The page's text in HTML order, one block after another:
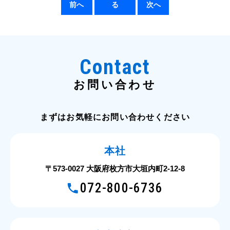
前へ
る
次へ
Contact
お問い合わせ
まずはお気軽にお問い合わせください
本社
〒573-0027 大阪府枚方市大垣内町2-12-8
072-800-6736